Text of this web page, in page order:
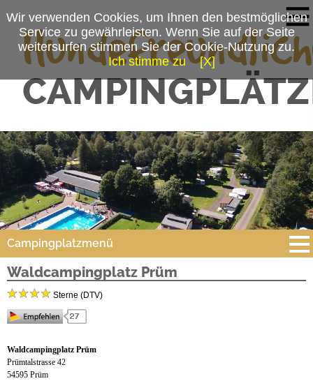
Campingplatzmenü
Platzdaten
Stellplätze
Preise & Prospekte
Anfahrt
Waldcampingplatz Prüm
Sterne (DTV)
Waldcampingplatz Prüm
Prümtalstrasse 42
54595 Prüm
Wir verwenden Cookies, um Ihnen den bestmöglichen
Service zu gewährleisten. Wenn Sie auf der Seite
weitersurfen stimmen Sie der Cookie-Nutzung zu.
Ich stimme zu
[X]